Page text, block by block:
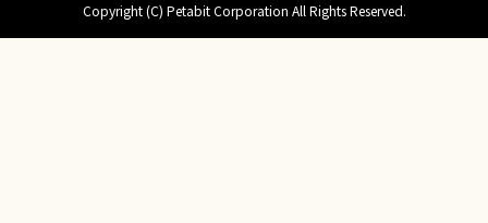
Copyright (C) Petabit Corporation All Rights Reserved.